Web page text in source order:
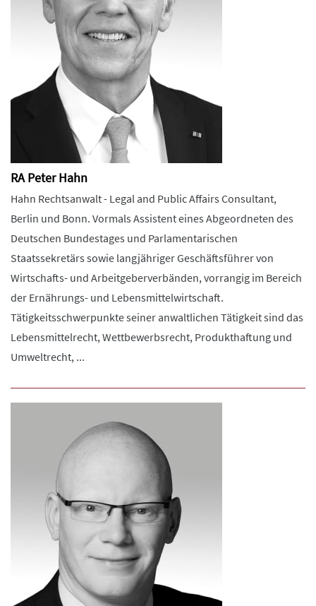
RA Peter Hahn
Hahn Rechtsanwalt - Legal and Public Affairs Consultant,
Berlin und Bonn. Vormals Assistent eines Abgeordneten des
Deutschen Bundestages und Parlamentarischen
Staatssekretärs sowie langjähriger Geschäftsführer von
Wirtschafts- und Arbeitgeberverbänden, vorrangig im Bereich
der Ernährungs- und Lebensmittelwirtschaft.
Tätigkeitsschwerpunkte seiner anwaltlichen Tätigkeit sind das
Lebensmittelrecht, Wettbewerbsrecht, Produkthaftung und
Umweltrecht, ...